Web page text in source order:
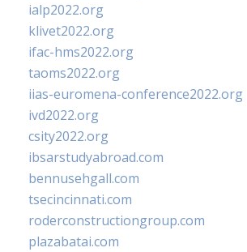
ialp2022.org
klivet2022.org
ifac-hms2022.org
taoms2022.org
iias-euromena-conference2022.org
ivd2022.org
csity2022.org
ibsarstudyabroad.com
bennusehgall.com
tsecincinnati.com
roderconstructiongroup.com
plazabatai.com